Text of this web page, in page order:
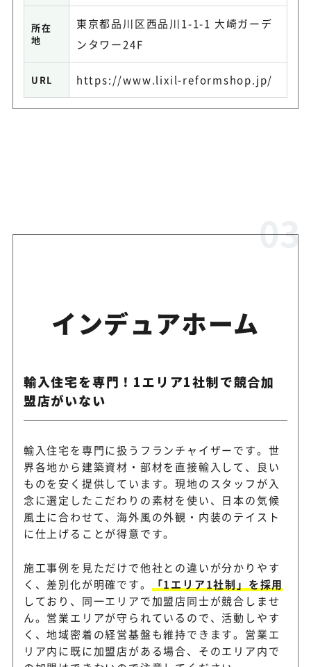
所在
地
東京都品川区西品川1-1-1 大崎ガーデ
ンタワー24F
URL https://www.lixil-reformshop.jp/
インデュアホーム
輸入住宅を専門！1エリア1社制で競合加
盟店がいない
輸入住宅を専門に扱うフランチャイザーです。世
界各地から建築資材・部材を直接輸入して、良い
ものを安く提供しています。現地のスタッフが入
念に選定したこだわりの素材を使い、日本の気候
風土に合わせて、海外風の外観・内装のテイスト
に仕上げることが得意です。
施工事例を見ただけで他社との違いが分かりやす
く、差別化が明確です。 「1エリア1社制」を採用
しており、同一エリアで加盟店同士が競合しませ
ん。営業エリアが守られているので、活動しやす
く、地域密着の経営基盤も維持できます。営業エ
リア内に既に加盟店がある場合、そのエリア内で